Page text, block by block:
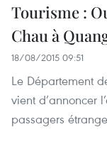
Tourisme :
Chau à
18/08/2015 09:51
Le Département
vient d’annoncer
passagers